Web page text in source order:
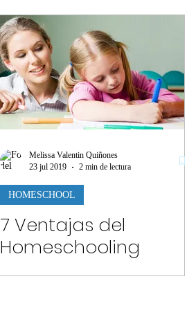
Melissa Valentin Quiñones
23 jul 2019
2 min de lectura
HOMESCHOOL
7 Ventajas del
Homeschooling